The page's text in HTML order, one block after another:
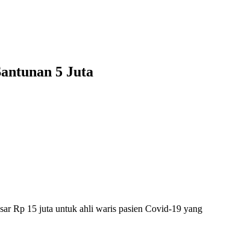
5 Juta
Rp 15 juta untuk ahli waris pasien Covid-19 yang